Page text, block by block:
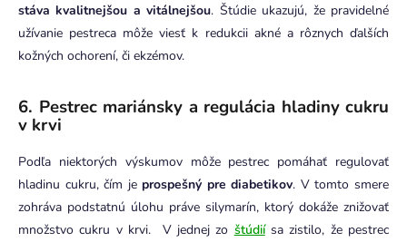
stáva kvalitnejšou a vitálnejšou. Štúdie ukazujú, že pravidelné
užívanie pestreca môže viesť k redukcii akné a rôznych ďalších
kožných ochorení, či ekzémov.
6. Pestrec mariánsky a regulácia hladiny cukru
v krvi
Podľa niektorých výskumov môže pestrec pomáhať regulovať
hladinu cukru, čím je prospešný pre diabetikov. V tomto smere
zohráva podstatnú úlohu práve silymarín, ktorý dokáže znižovať
množstvo cukru v krvi. V jednej zo štúdiísa zistilo, že pestrec